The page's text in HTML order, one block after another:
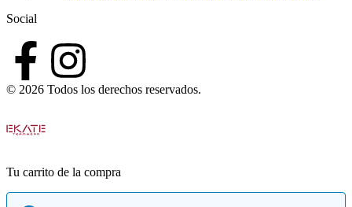
Social
© 2026 Todos los derechos reservados.
Tu carrito de la compra